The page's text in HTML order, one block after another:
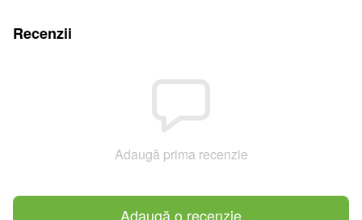
Recenzii
Adaugă prima recenzie
Adaugă o recenzie